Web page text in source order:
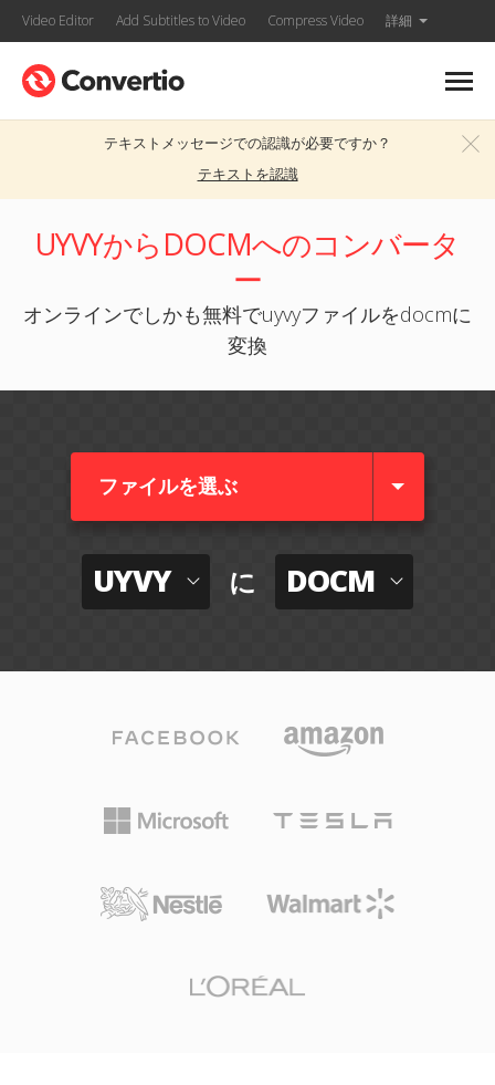
Video Editor Add Subtitles to Video Compress Video 詳細
テキストメッセージでの認識が必要ですか？
テキストを認識
UYVYからDOCMへのコンバータ
ー
オンラインでしかも無料でuyvyファイルをdocmに
変換
ファイルを選ぶ
UYVY に DOCM